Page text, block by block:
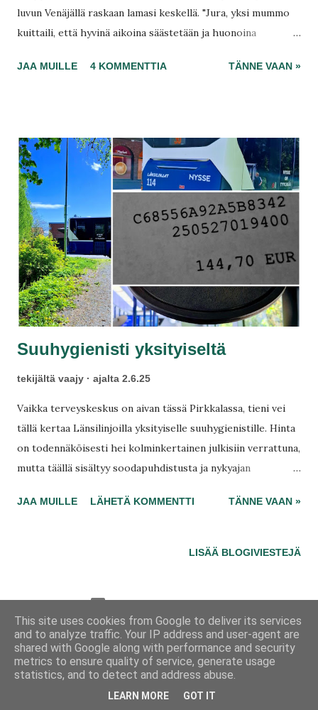
luvun Venäjällä raskaan lamasi keskellä. "Jura, yksi mummo
kuittaili, että hyvinä aikoina säästetään ja huonoina
on ehkä sata ruplaa ja jano, tässä on se säästö", Ljona sanoo
tuli!
JAA MUILLE 4 KOMMENTTIA TÄNNE VAAN »
Suuhygienisti yksityiseltä
tekijältä vaajy ajalta 2.6.25
Vaikka terveyskeskus on aivan tässä Pirkkalassa, tieni vei
tällä kertaa Länsilinjoilla yksityiselle suuhygienistille. Hinta
on todennäköisesti hei kolminkertainen julkisiin verrattuna,
mutta täällä sisältyy soodapuhdistusta ja nykyajan
ultraäänipuhdistus. Matka taittuu bussiajelulla Tampereen
ajoissa – lähden nimittäin yli kaksi tuntia ennen aikaa. Ihan
JAA MUILLE LÄHETÄ KOMMENTTI TÄNNE VAAN »
LISÄÄ BLOGIVIESTEJÄ
Jumissa tanssilattialla -blogi nimimerkiltävaajy
on jo vuodesta 2014 lisenssilläCC0 1.0
Made with Magpiesin Pirkkala
This site uses cookies from Google to deliver its services
and to analyze traffic. Your IP address and user-agent are
shared with Google along with performance and security
metrics to ensure quality of service, generate usage
statistics, and to detect and address abuse.
LEARN MORE GOT IT